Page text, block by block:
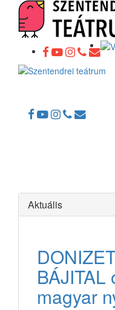
Aktuális
BÁJITAL
magyar